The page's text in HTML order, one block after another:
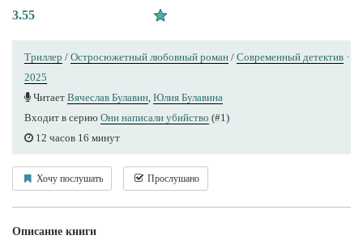
3.55
Триллер / Остросюжетный любовный роман / Современный детектив ·
2025
Читает Вячеслав Булавин, Юлия Булавина
Входит в серию Они написали убийство (#1)
12 часов 16 минут
Хочу послушать Прослушано
Описание книги